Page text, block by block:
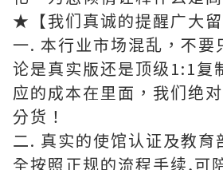
★【我们真诚的提醒广大留
一. 本行业市场混乱，不要
论是真实版还是顶级1:1复
应的成本在里面，我们绝
分货！
二. 真实的使馆认证及教育
全按照正规的流程手续,可